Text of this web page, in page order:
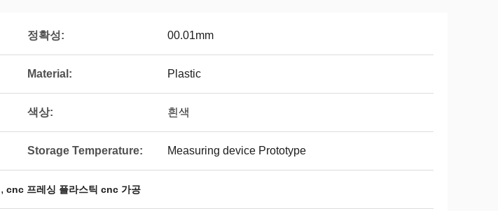
정확성: 00.01mm
Material: Plastic
색상: 흰색
Storage Temperature: Measuring device Prototype
, cnc 프레싱 플라스틱 cnc 가공